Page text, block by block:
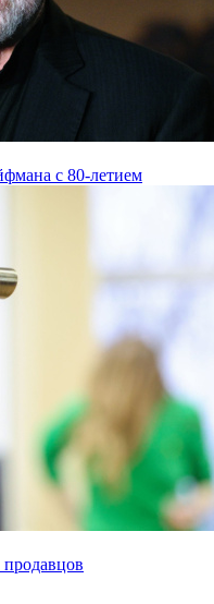
с 80-летием
продавцов